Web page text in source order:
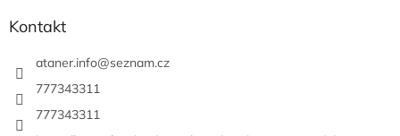
Kontakt
ataner.info@seznam.cz
777343311
777343311